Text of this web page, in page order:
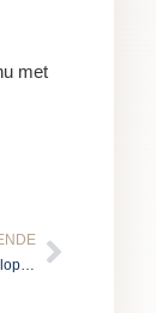
met
aanbieding=afgelopen